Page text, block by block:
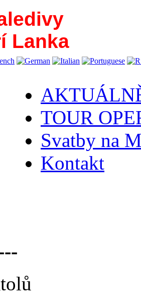
Lanka
TOUR
Svatby na
Kontakt